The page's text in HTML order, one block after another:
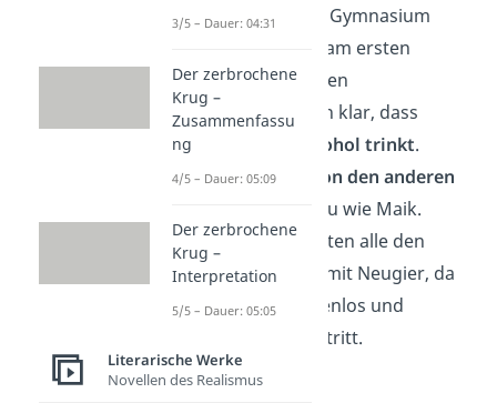
Förderschule aufs Gymnasium
geschafft. Bereits am ersten
Schultag wird seinen
Klassenkameraden klar, dass
Tschick
gerne Alkohol trinkt.
Deshalb wird er
von den anderen
— genau wie Maik.
Dennoch beobachten alle den
neuen Mitschüler mit Neugier, da
Tschick sehr sorgenlos und
selbstbewusst auftritt.
Kapitel 10
3/5 – Dauer: 04:31
Der zerbrochene
Krug –
Zusammenfassu
ng
4/5 – Dauer: 05:09
Der zerbrochene
Krug –
Interpretation
5/5 – Dauer: 05:05
Literarische Werke
Novellen des Realismus